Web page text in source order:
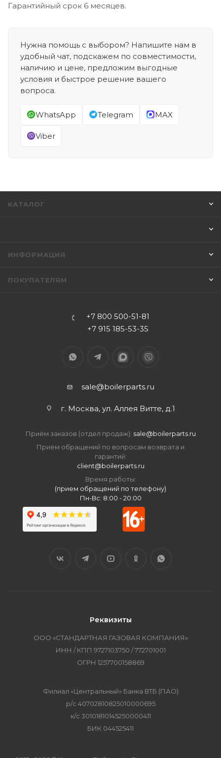
Гарантийный срок 6 месяцев.
Нужна помощь с выбором? Напишите нам в
удобный чат, подскажем по совместимости,
наличию и цене, предложим выгодные
условия и быстрое решение вашего
вопроса.
WhatsApp Telegram MAX
Viber
КАТАЛОГ
ИНФОРМАЦИЯ
ПОКУПАТЕЛЯМ
+7 800 500-51-81
+7 915 185-53-35
sale@boilerparts.ru
г. Москва, ул. Аллея Витте, д.1
Приём заказов (отдел продаж): sale@boilerparts.ru
Приём обращений по вопросам возврата и
гарантий:
client@boilerparts.ru
Время работы:
(прием обращений по телефону)
Пн-Вс: 8:00 - 20:00
Реквизиты
ООО «СТАНДАРТНАЯ ГАЗОВАЯ КОМПАНИЯ»
ИНН / КПП 9727103750 / 772701001
ОГРН 1257700158869
Филиал «Центральный» Банка ВТБ (ПАО)
р/с 40702810825010000695
к/с 30101810145250000411
БИК 044525411